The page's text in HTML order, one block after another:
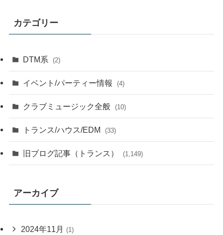
カテゴリー
DTM系 (2)
イベント/パーティー情報 (4)
クラブミュージック全般 (10)
トランス/ハウス/EDM (33)
旧ブログ記事（トランス） (1,149)
アーカイブ
2024年11月 (1)